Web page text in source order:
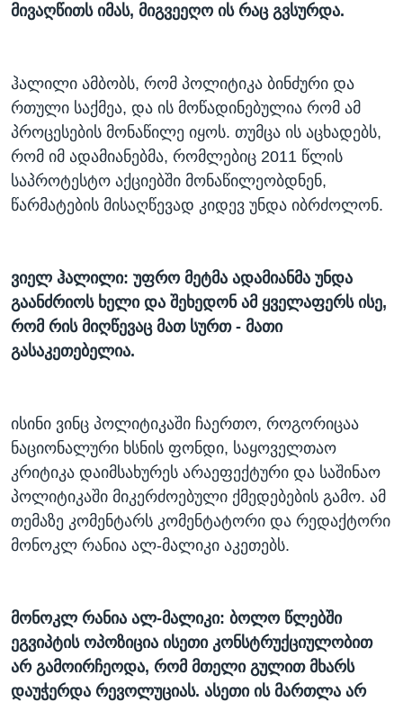
მივაღწითს იმას, მიგვეეღო ის რაც გვსურდა.
ჰალილი ამბობს, რომ პოლიტიკა ბინძური და
რთული საქმეა, და ის მოწადინებულია რომ ამ
პროცესების მონაწილე იყოს. თუმცა ის აცხადებს,
რომ იმ ადამიანებმა, რომლებიც 2011 წლის
საპროტესტო აქციებში მონაწილეობდნენ,
წარმატების მისაღწევად კიდევ უნდა იბრძოლონ.
ვიელ ჰალილი: უფრო მეტმა ადამიანმა უნდა
გაანძრიოს ხელი და შეხედონ ამ ყველაფერს ისე,
რომ რის მიღწევაც მათ სურთ - მათი
გასაკეთებელია.
ისინი ვინც პოლიტიკაში ჩაერთო, როგორიცაა
ნაციონალური ხსნის ფონდი, საყოველთაო
კრიტიკა დაიმსახურეს არაეფექტური და საშინაო
პოლიტიკაში მიკერძოებული ქმედებების გამო. ამ
თემაზე კომენტარს კომენტატორი და რედაქტორი
მონოკლ რანია ალ-მალიკი აკეთებს.
მონოკლ რანია ალ-მალიკი: ბოლო წლებში
ეგვიპტის ოპოზიცია ისეთი კონსტრუქციულობით
არ გამოირჩეოდა, რომ მთელი გულით მხარს
დაუჭერდა რევოლუციას. ასეთი ის მართლა არ